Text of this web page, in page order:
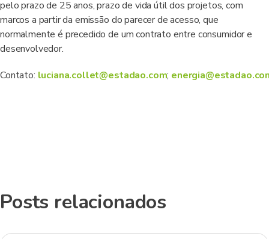
pelo prazo de 25 anos, prazo de vida útil dos projetos, com
marcos a partir da emissão do parecer de acesso, que
normalmente é precedido de um contrato entre consumidor e
desenvolvedor.
Contato: luciana.collet@estadao.com;
Posts relacionados